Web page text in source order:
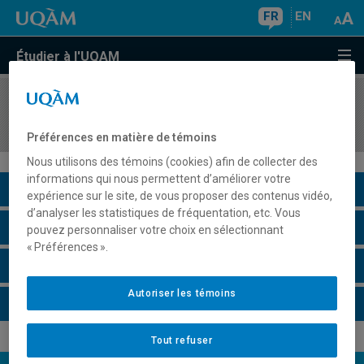
FR EN
Étudier à l'UQAM
COURS//
Description du cours
Horaire - Été 2026
Préférences en matière de témoins
Nous utilisons des témoins (cookies) afin de collecter des
informations qui nous permettent d’améliorer votre
expérience sur le site, de vous proposer des contenus vidéo,
d’analyser les statistiques de fréquentation, etc. Vous
pouvez personnaliser votre choix en sélectionnant
« Préférences ».
Tout refuser
Autoriser les témoins